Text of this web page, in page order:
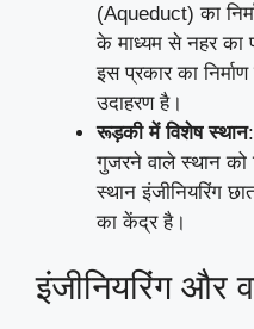
(Aqueduct) का
के माध्यम से नहर का
इस प्रकार का
उदाहरण है।
रूड़की में विशेष स्थान
गुजरने वाले स्थान
स्थान इंजीनियरिंग
का केंद्र है।
इंजीनियरिंग और